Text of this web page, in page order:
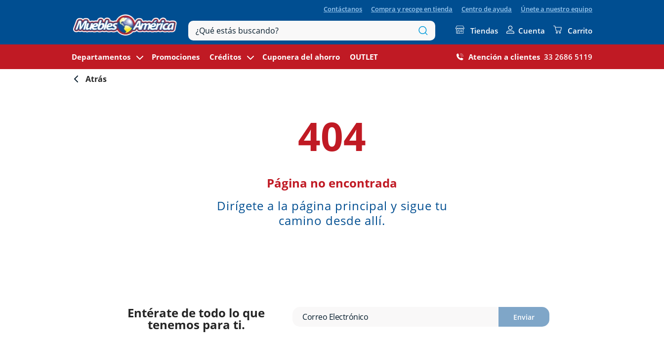
Contáctanos Compra y recoge en tienda Centro de ayuda Únete a nuestro equipo
Tiendas Cuenta Carrito
Departamentos Promociones Créditos Cuponera del ahorro OUTLET Atención a clientes 33 2686 5119
Atrás
404
Página no encontrada
Dirígete a la página principal y sigue tu
camino desde allí.
Entérate de todo lo que
tenemos para ti. Enviar